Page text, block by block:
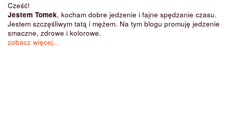
Cześć!
Jestem Tomek, kocham dobre jedzenie i fajne spędzanie czasu.
Jestem szczęśliwym tatą i mężem. Na tym blogu promuję jedzenie
smaczne, zdrowe i kolorowe.
zobacz więcej...